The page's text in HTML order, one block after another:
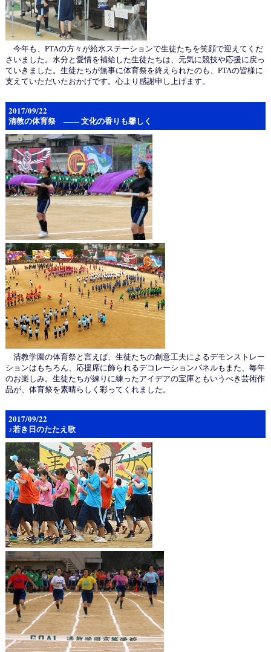
今年も、PTAの方々が給水ステーションで生徒たちを笑顔で迎えてくだ
さいました。水分と愛情を補給した生徒たちは、元気に競技や応援に戻っ
ていきました。生徒たちが無事に体育祭を終えられたのも、PTAの皆様に
支えていただいたおかげです。心より感謝申し上げます。
2017/09/22
清教の体育祭 —— 文化の香りも馨しく
清教学園の体育祭と言えば、生徒たちの創意工夫によるデモンストレー
ションはもちろん、応援席に飾られるデコレーションパネルもまた、毎年
のお楽しみ。生徒たちが練りに練ったアイデアの宝庫ともいうべき芸術作
品が、体育祭を素晴らしく彩ってくれました。
2017/09/22
♪若き日のたたえ歌